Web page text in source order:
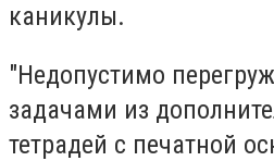
каникулы.
"Недопустимо
задачами из
тетрадей с печатной